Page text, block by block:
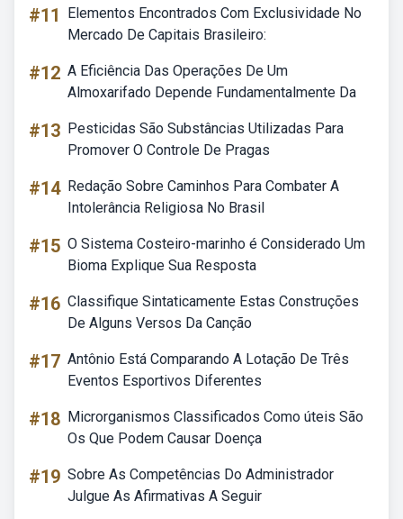
#11
Elementos Encontrados Com Exclusividade No
Mercado De Capitais Brasileiro:
#12 A Eficiência Das Operações De Um
Almoxarifado Depende Fundamentalmente Da
#13 Pesticidas São Substâncias Utilizadas Para
Promover O Controle De Pragas
#14 Redação Sobre Caminhos Para Combater A
Intolerância Religiosa No Brasil
#15 O Sistema Costeiro-marinho é Considerado Um
Bioma Explique Sua Resposta
#16 Classifique Sintaticamente Estas Construções
De Alguns Versos Da Canção
#17 Antônio Está Comparando A Lotação De Três
Eventos Esportivos Diferentes
#18 Microrganismos Classificados Como úteis São
Os Que Podem Causar Doença
#19 Sobre As Competências Do Administrador
Julgue As Afirmativas A Seguir